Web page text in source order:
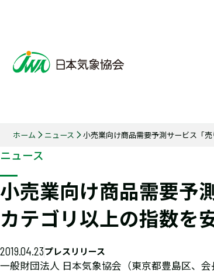
ホーム ニュース 小売業向け商品需要予測サービス「
ニュース
小売業向け商品需要予
カテゴリ以上の指数を
2019.04.23プレスリリース
一般財団法人 日本気象協会（東京都豊島区、